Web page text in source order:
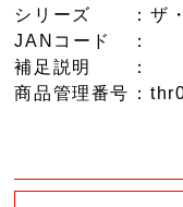
シリーズ
：ザ
JANコード
：
補足説明
：
商品管理番号 ：